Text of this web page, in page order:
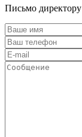
Письмо директору